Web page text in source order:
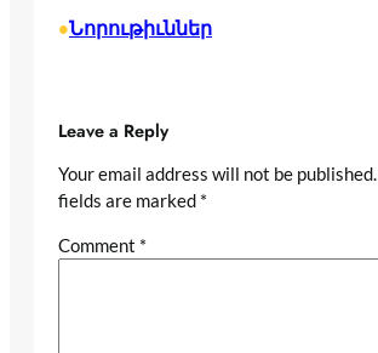
•Նորութիւններ
Leave a Reply
Your email address will not be published.
fields are marked *
Comment *